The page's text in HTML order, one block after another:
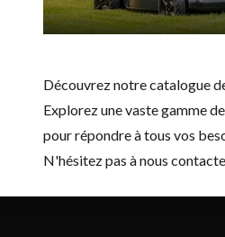
Découvrez notre catalogue
Explorez une vaste gamme de
pour répondre à tous vos
N'hésitez pas ànous